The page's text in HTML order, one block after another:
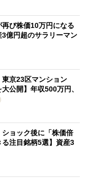
再び株価10万円になる
3億円超のサラリーマン
東京23区マンション
大公開】年収500万円、
ショック後に「株価倍
注目銘柄5選】資産3